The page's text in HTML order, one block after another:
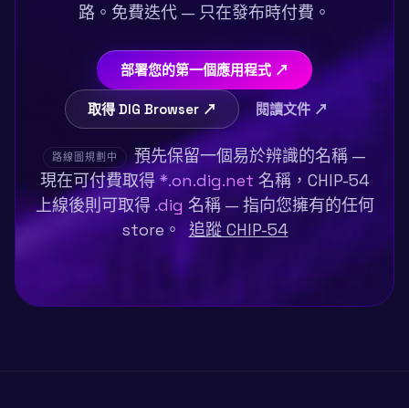
路。免費迭代 — 只在發布時付費。
部署您的第一個應用程式 ↗
取得 DIG Browser ↗ 閱讀文件 ↗
路線圖規劃中
預先保留一個易於辨識的名稱 —
現在可付費取得 *.on.dig.net 名稱，CHIP-54
上線後則可取得 .dig 名稱 — 指向您擁有的任何
store。
追蹤 CHIP-54